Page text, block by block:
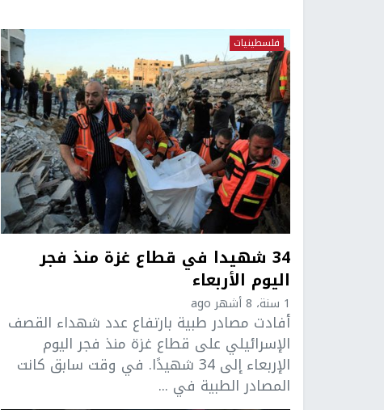
فلسطينيات
34 شهيدا في قطاع غزة منذ فجر
اليوم الأربعاء
1 سنة، 8 أشهر ago
أفادت مصادر طبية بارتفاع عدد شهداء القصف
الإسرائيلي على قطاع غزة منذ فجر اليوم
الإربعاء إلى 34 شهيدًا. في وقت سابق كانت
المصادر الطبية في ...